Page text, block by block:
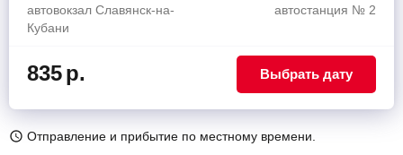
автовокзал Славянск-на-
Кубани
автостанция № 2
835р. Выбрать дату
Отправление и прибытие по местному времени.